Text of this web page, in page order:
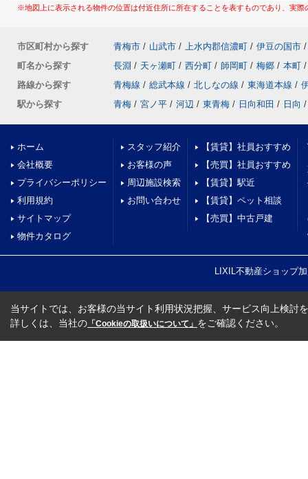
※地図上に表示される物件の位置は付近住所に所在することを表すものであり、実
市区町村から探す 青梅市 / 山武市 / 上水内郡信濃町 / 伊豆の国市 /
町名から探す
長淵 / 天ヶ瀬町 / 西分町 / 師岡町 / 梅郷 / 本町 /
路線から探す
青梅線 / 総武本線 / 北しなの線 / 東海道本線 /
駅から探す
青梅 / 宮ノ平 / 河辺 / 東青梅 / 日向和田 / 日向 /
ホーム
会社概要
プライバシーポリシー
利用規約
サイトマップ
物件カタログ
スタッフ紹介
お客様の声
周辺施設検索
お問い合わせ
【賃貸】社員おすすめ
【売買】社員おすすめ
【賃貸】駅近
【賃貸】ペット相談
【売買】中古戸建
LIXIL不動産ショップ
当サイトでは、お客様の当サイト利用状況把握、サービス向上検討
詳しくは、当社の 「Cookieの取扱いについて」 をご確認ください。